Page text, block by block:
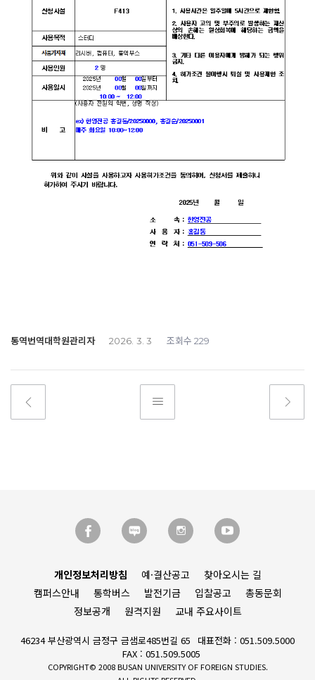
통역번역대학원관리자 2026. 3. 3 조회수 229
개인정보처리방침 예·결산공고
찾아오시는 길
캠퍼스안내
통학버스 발전기금 입찰공고
총동문회
정보공개
원격지원 교내 주요사이트
46234 부산광역시 금정구 금샘로485번길 65
대표전화 : 051.509.5000
FAX : 051.509.5005
COPYRIGHT© 2008 BUSAN UNIVERSITY OF FOREIGN STUDIES.